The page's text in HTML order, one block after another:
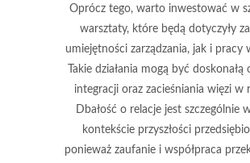
Oprócz tego, warto inwestować w
warsztaty, które będą dotyczyły
umiejętności zarządzania, jak i pracy
Takie działania mogą być doskonałą
integracji oraz zacieśniania więzi w
Dbałość o relacje jest szczególnie
kontekście przyszłości
ponieważ zaufanie i współpraca